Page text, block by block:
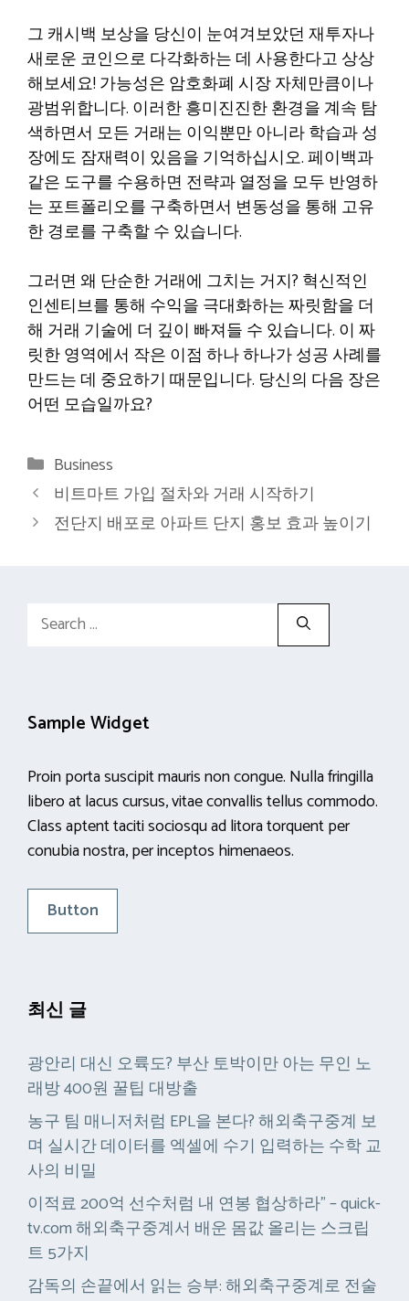
그 캐시백 보상을 당신이 눈여겨보았던 재투자나
새로운 코인으로 다각화하는 데 사용한다고 상상
해보세요! 가능성은 암호화폐 시장 자체만큼이나
광범위합니다. 이러한 흥미진진한 환경을 계속 탐
색하면서 모든 거래는 이익뿐만 아니라 학습과 성
장에도 잠재력이 있음을 기억하십시오. 페이백과
같은 도구를 수용하면 전략과 열정을 모두 반영하
는 포트폴리오를 구축하면서 변동성을 통해 고유
한 경로를 구축할 수 있습니다.
그러면 왜 단순한 거래에 그치는 거지? 혁신적인
인센티브를 통해 수익을 극대화하는 짜릿함을 더
해 거래 기술에 더 깊이 빠져들 수 있습니다. 이 짜
릿한 영역에서 작은 이점 하나 하나가 성공 사례를
만드는 데 중요하기 때문입니다. 당신의 다음 장은
어떤 모습일까요?
Categories
Business
비트마트 가입 절차와 거래 시작하기
전단지 배포로 아파트 단지 홍보 효과 높이기
Search
Sample Widget
Proin porta suscipit mauris non congue. Nulla fringilla
libero at lacus cursus, vitae convallis tellus commodo.
Class aptent taciti sociosqu ad litora torquent per
conubia nostra, per inceptos himenaeos.
Button
최신 글
광안리 대신 오륙도? 부산 토박이만 아는 무인 노
래방 400원 꿀팁 대방출
농구 팀 매니저처럼 EPL을 본다? 해외축구중계 보
며 실시간 데이터를 엑셀에 수기 입력하는 수학 교
사의 비밀
이적료 200억 선수처럼 내 연봉 협상하라” – quick-
tv.com 해외축구중계서 배운 몸값 올리는 스크립
트 5가지
감독의 손끝에서 읽는 승부: 해외축구중계로 전술